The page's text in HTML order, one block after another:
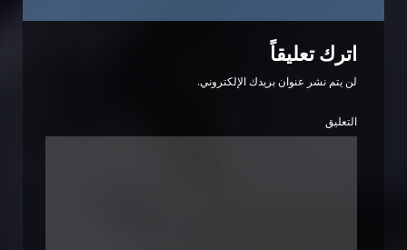
اترك تعليقاً
لن يتم نشر عنوان بريدك الإلكتروني.
التعليق